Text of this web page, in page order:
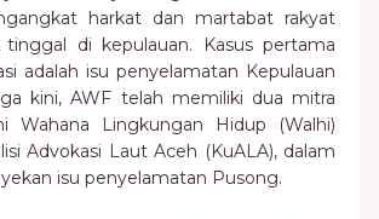
harkat dan martabat rakyat
di kepulauan. Kasus pertama
adalah isu penyelamatan Kepulauan
kini, AWF telah memiliki dua mitra
Wahana Lingkungan Hidup (Walhi)
Advokasi Laut Aceh (KuALA), dalam
isu penyelamatan Pusong.